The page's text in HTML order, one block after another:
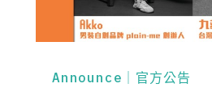
Announce｜官方公告